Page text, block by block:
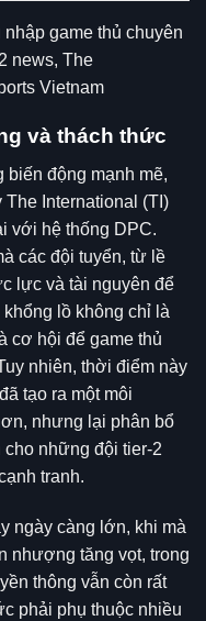
và thách thức
biến động mạnh mẽ,
International (TI)
với hệ thống DPC.
các đội tuyển, từ lề
lực và tài nguyên để
lồ không chỉ là
cơ hội để game thủ
nhiên, thời điểm này
tạo ra một môi
nhưng lại phân bổ
những đội tier-2
tranh.
ngày càng lớn, khi mà
nhượng tăng vọt, trong
thông vẫn còn rất
phải phụ thuộc nhiều